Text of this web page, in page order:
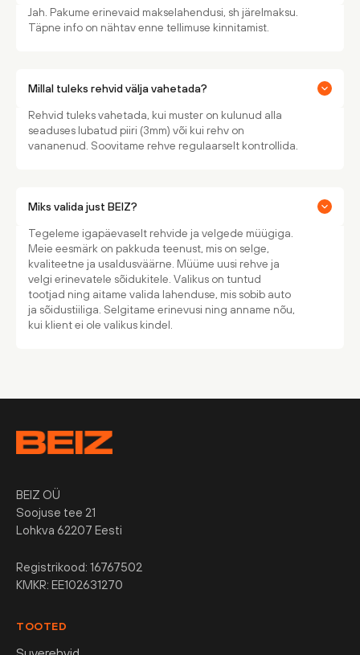
Jah. Pakume erinevaid makselahendusi, sh järelmaksu.
Täpne info on nähtav enne tellimuse kinnitamist.
Millal tuleks rehvid välja vahetada?
Rehvid tuleks vahetada, kui muster on kulunud alla
seaduses lubatud piiri (3mm) või kui rehv on
vananenud. Soovitame rehve regulaarselt kontrollida.
Miks valida just BEIZ?
Tegeleme igapäevaselt rehvide ja velgede müügiga.
Meie eesmärk on pakkuda teenust, mis on selge,
kvaliteetne ja usaldusväärne. Müüme uusi rehve ja
velgi erinevatele sõidukitele. Valikus on tuntud
tootjad ning aitame valida lahenduse, mis sobib auto
ja sõidustiiliga. Selgitame erinevusi ning anname nõu,
kui klient ei ole valikus kindel.
BEIZ OÜ
Soojuse tee 21
Lohkva 62207 Eesti
Registrikood: 16767502
KMKR: EE102631270
TOOTED